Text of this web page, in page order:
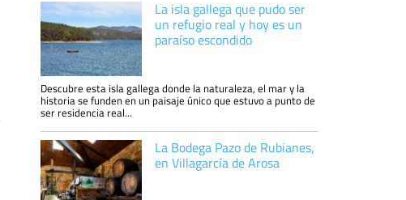
La isla gallega que pudo ser
un refugio real y hoy es un
paraíso escondido
Descubre esta isla gallega donde la naturaleza, el mar y la
historia se funden en un paisaje único que estuvo a punto de
ser residencia real...
La Bodega Pazo de Rubianes,
en Villagarcía de Arosa